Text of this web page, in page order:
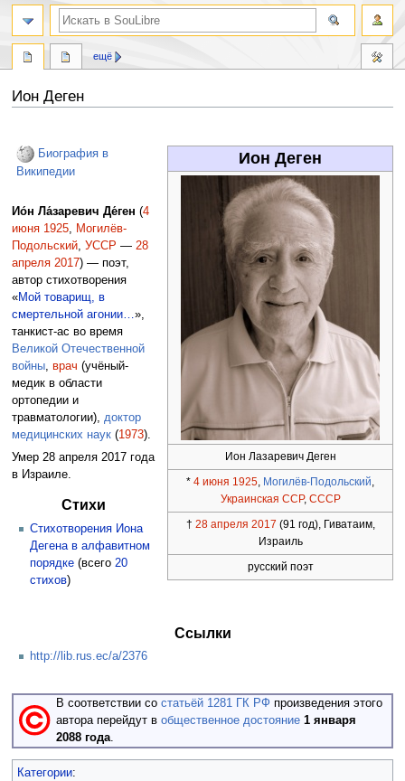
Ион Деген
навигации
поиску
Ион Деген
Ион Лазаревич Деген
*4 июня 1925, Могилёв-Подольский,
Украинская ССР, СССР
† 28 апреля 2017 (91 год), Гиватаим,
Израиль
русский поэт
Биография в
Википедии
Ио́н Ла́заревич Де́ген (4
июня 1925,
Могилёв-
Подольский, УССР — 28
апреля 2017) — поэт,
автор стихотворения
«Мой товарищ, в
смертельной агонии… »,
танкист-ас во время
Великой Отечественной
войны, врач (учёный-
медик в области
ортопедии и
травматологии), доктор
медицинских наук(1973).
Умер 28 апреля 2017 года
в Израиле.
Стихи
Стихотворения Иона
Дегена в алфавитном
порядке (всего 20
стихов)
Ссылки
http://lib.rus.ec/a/2376
В соответствии со статьёй 1281 ГК РФ произведения этого
автора перейдут в общественное достояние 1 января
2088 года
Категории:
ещё